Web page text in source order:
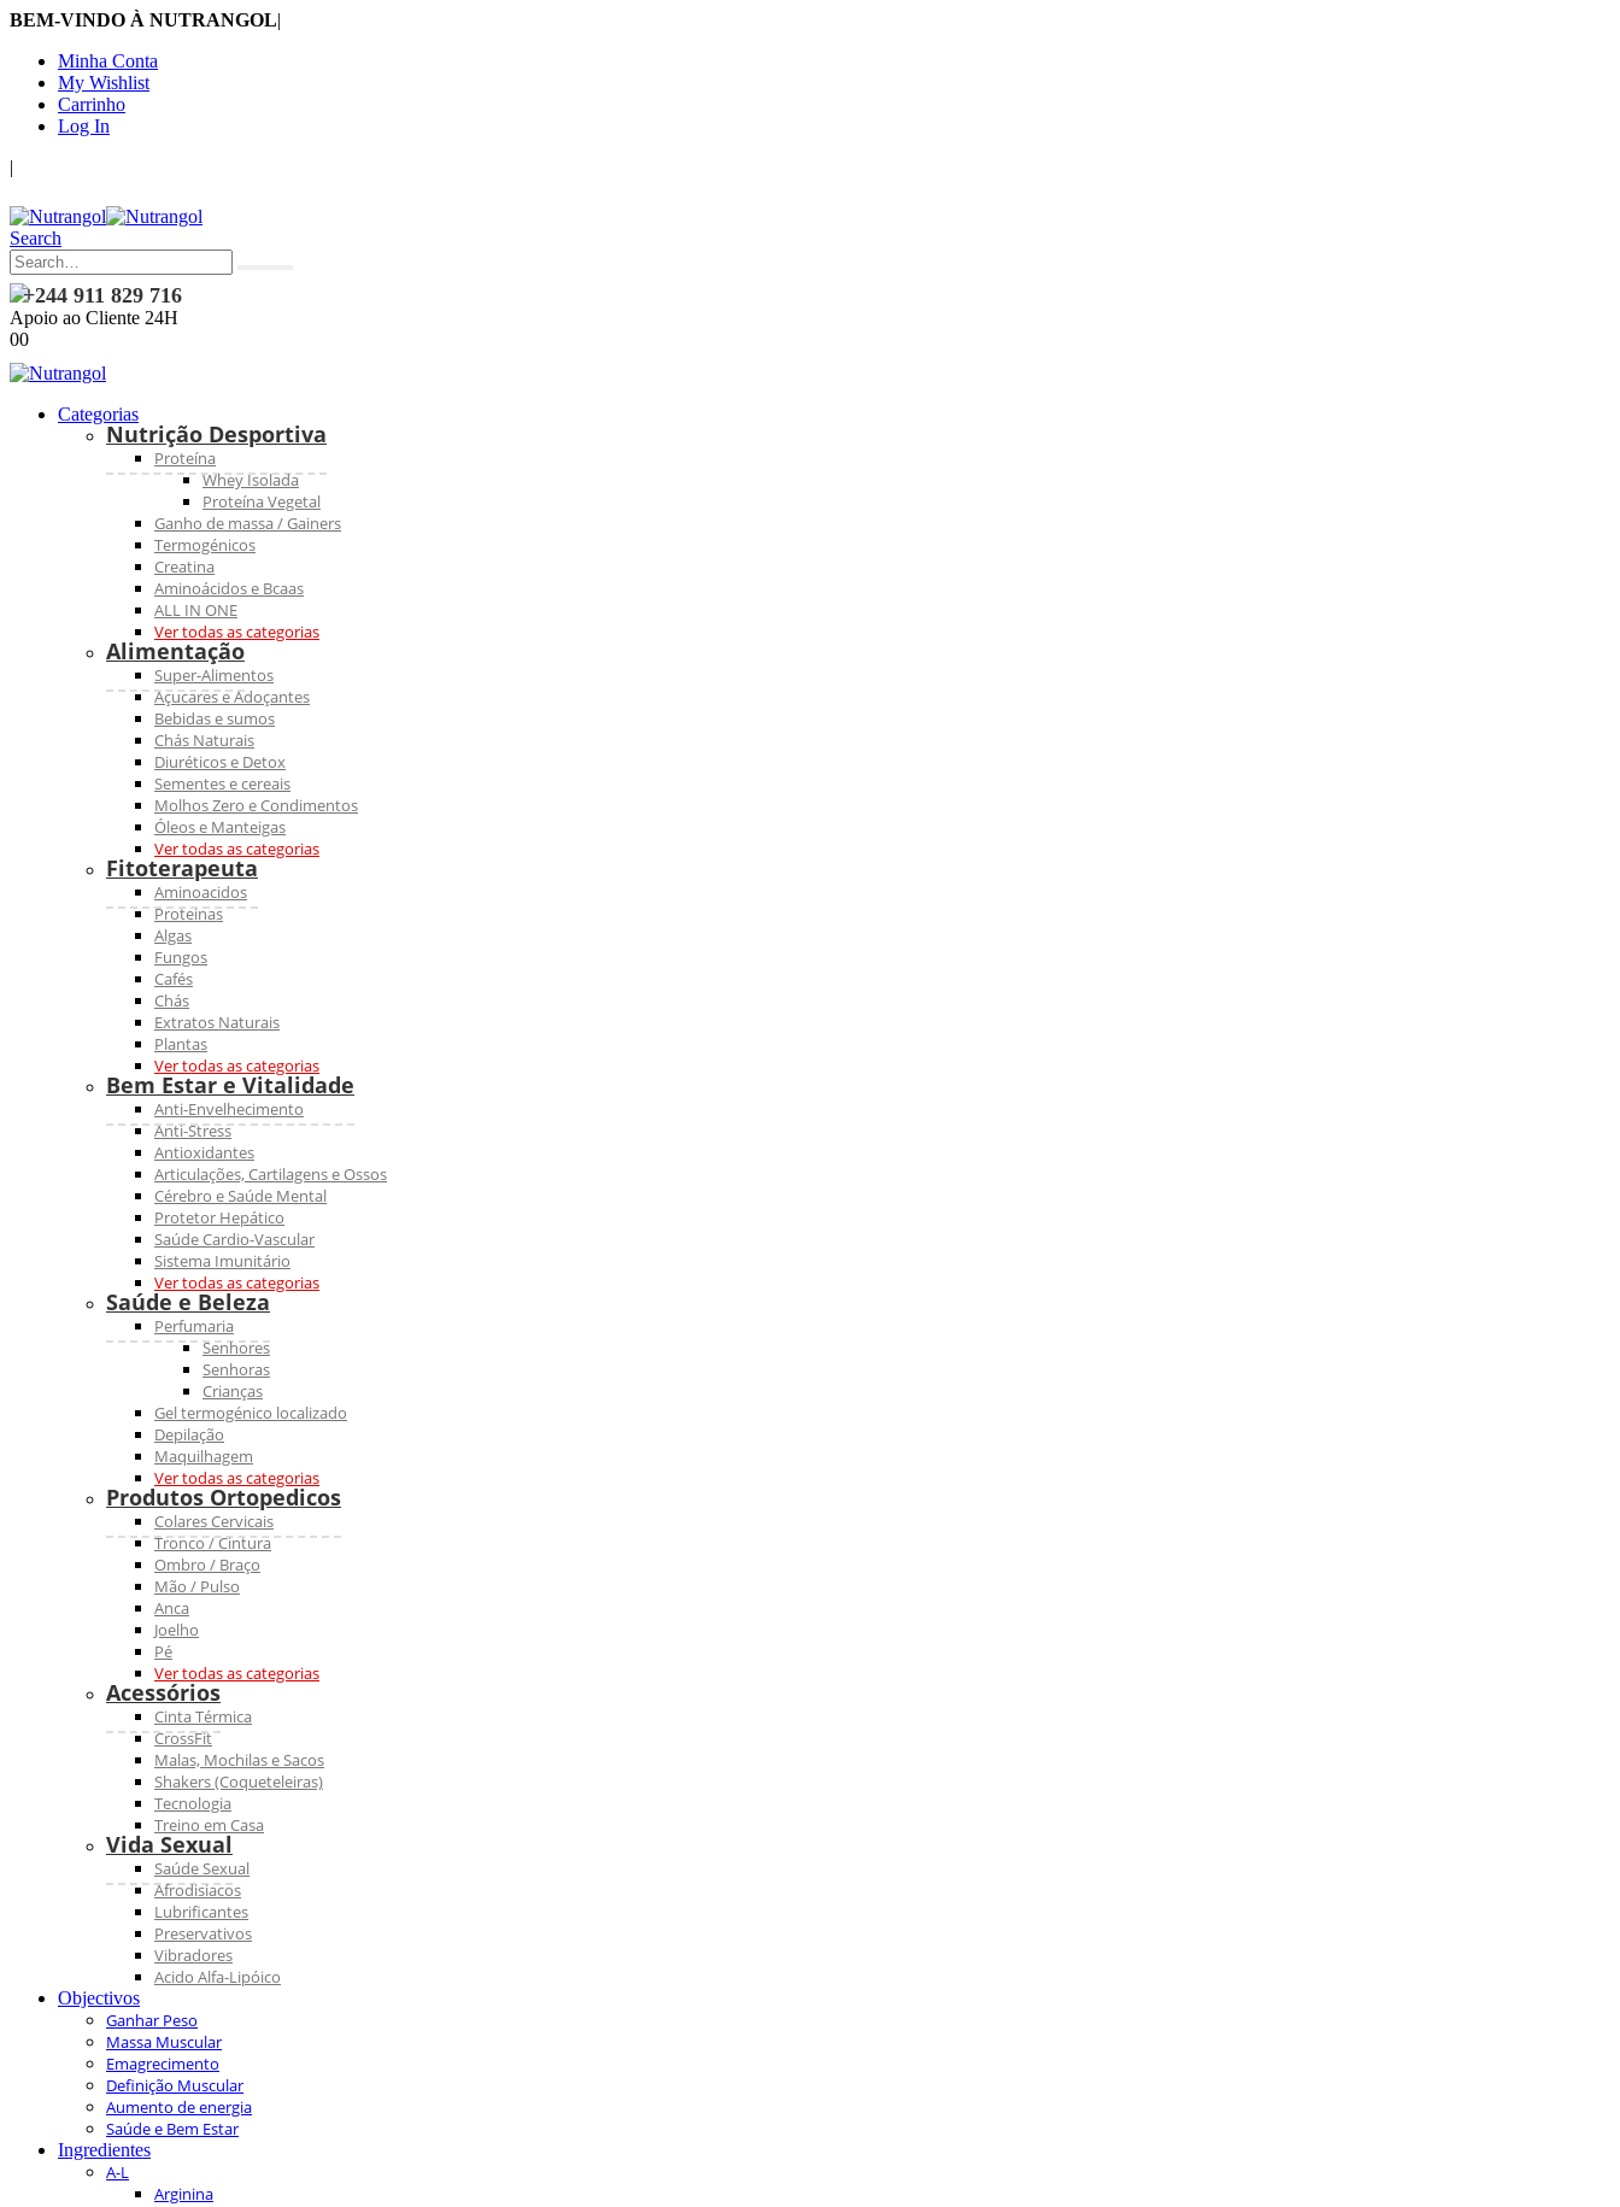
BEM-VINDO À NUTRANGOL|
Minha Conta
My Wishlist
Carrinho
Log In
|
Search
+244 911 829 716
Apoio ao Cliente 24H
00
Categorias
Nutrição Desportiva
Proteína
Whey Isolada
Proteína Vegetal
Ganho de massa / Gainers
Termogénicos
Creatina
Aminoácidos e Bcaas
ALL IN ONE
Ver todas as categorias
Alimentação
Super-Alimentos
Açucares e Adoçantes
Bebidas e sumos
Chás Naturais
Diuréticos e Detox
Sementes e cereais
Molhos Zero e Condimentos
Óleos e Manteigas
Ver todas as categorias
Fitoterapeuta
Aminoacidos
Proteinas
Algas
Fungos
Cafés
Chás
Extratos Naturais
Plantas
Ver todas as categorias
Bem Estar e Vitalidade
Anti-Envelhecimento
Anti-Stress
Antioxidantes
Articulações, Cartilagens e Ossos
Cérebro e Saúde Mental
Protetor Hepático
Saúde Cardio-Vascular
Sistema Imunitário
Ver todas as categorias
Saúde e Beleza
Perfumaria
Senhores
Senhoras
Crianças
Gel termogénico localizado
Depilação
Maquilhagem
Ver todas as categorias
Produtos Ortopedicos
Colares Cervicais
Tronco / Cintura
Ombro / Braço
Mão / Pulso
Anca
Joelho
Pé
Ver todas as categorias
Acessórios
Cinta Térmica
CrossFit
Malas, Mochilas e Sacos
Shakers (Coqueteleiras)
Tecnologia
Treino em Casa
Vida Sexual
Saúde Sexual
Afrodisiacos
Lubrificantes
Preservativos
Vibradores
Acido Alfa-Lipóico
Objectivos
Ganhar Peso
Massa Muscular
Emagrecimento
Definição Muscular
Aumento de energia
Saúde e Bem Estar
Ingredientes
A-L
Arginina